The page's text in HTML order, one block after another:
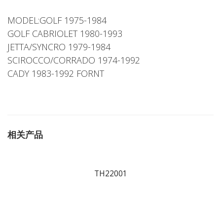
MODEL:GOLF 1975-1984
GOLF CABRIOLET 1980-1993
JETTA/SYNCRO 1979-1984
SCIROCCO/CORRADO 1974-1992
CADY 1983-1992 FORNT
相关产品
TH22001